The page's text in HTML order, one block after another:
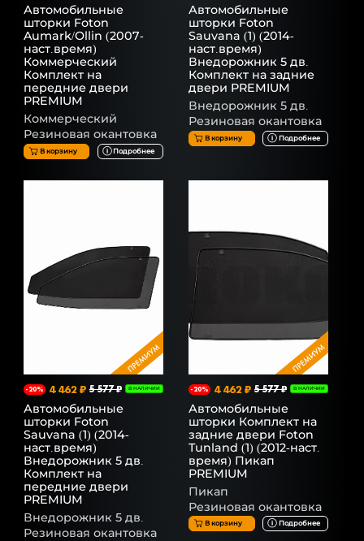
Автомобильные
шторки Foton
Aumark/Ollin (2007-
наст.время)
Коммерческий
Комплект на
передние двери
PREMIUM
Коммерческий
Резиновая окантовка
В корзину Подробнее
Автомобильные
шторки Foton
Sauvana (1) (2014-
наст.время)
Внедорожник 5 дв.
Комплект на задние
двери PREMIUM
Внедорожник 5 дв.
Резиновая окантовка
В корзину Подробнее
-20% 4 462 ₽ 5 577 ₽ В НАЛИЧИИ
Автомобильные
шторки Foton
Sauvana (1) (2014-
наст.время)
Внедорожник 5 дв.
Комплект на
передние двери
PREMIUM
Внедорожник 5 дв.
Резиновая окантовка
-20% 4 462 ₽ 5 577 ₽ В НАЛИЧИИ
Автомобильные
шторки Комплект на
задние двери Foton
Tunland (1) (2012-наст.
время) Пикап
PREMIUM
Пикап
Резиновая окантовка
В корзину Подробнее